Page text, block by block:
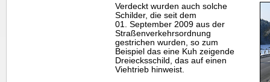
Verdeckt wurden auch solche
Schilder, die seit dem
01. September 2009 aus der
Straßenverkehrsordnung
gestrichen wurden, so zum
Beispiel das eine Kuh zeigende
Dreiecksschild, das auf einen
Viehtrieb hinweist.